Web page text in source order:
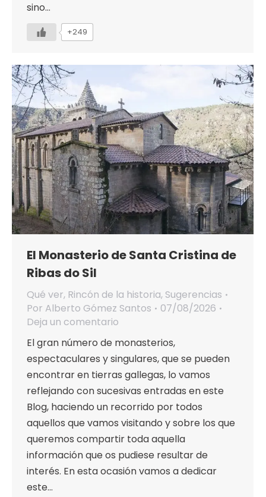
sino…
+249
El Monasterio de Santa Cristina de
Ribas do Sil
Qué ver, Rincón de la historia, Sugerencias
Por Alberto Gómez Santos
07/08/2026
Deja un comentario
El gran número de monasterios,
espectaculares y singulares, que se pueden
encontrar en tierras gallegas, lo vamos
reflejando con sucesivas entradas en este
Blog, haciendo un recorrido por todos
aquellos que vamos visitando y sobre los que
queremos compartir toda aquella
información que os pudiese resultar de
interés. En esta ocasión vamos a dedicar
este…